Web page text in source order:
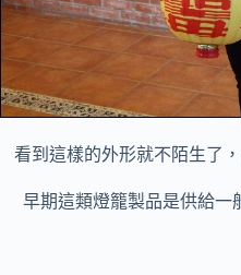
看到這樣的外形就不陌生了
早期這類燈籠製品是供給一